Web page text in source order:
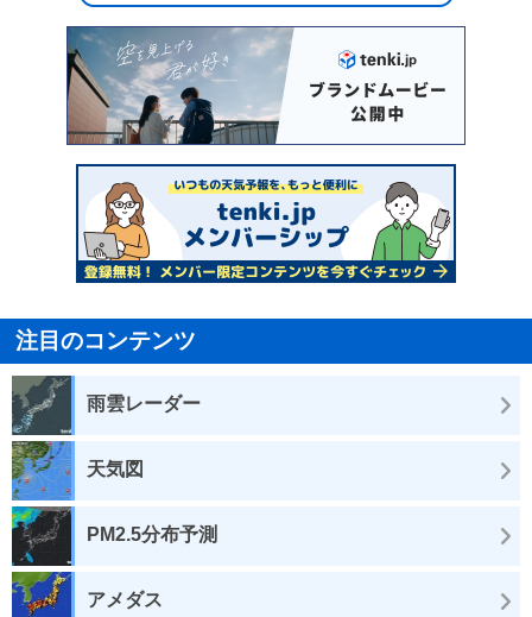
注目のコンテンツ
雨雲レーダー
天気図
PM2.5分布予測
アメダス